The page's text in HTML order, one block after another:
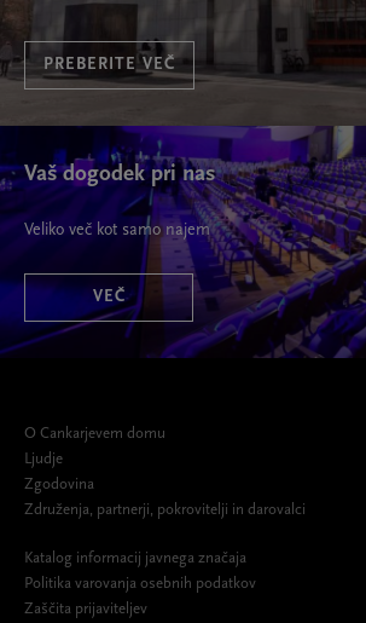
PREBERITE VEČ
Vaš dogodek pri nas
Veliko več kot samo najem
VEČ
O Cankarjevem domu
Ljudje
Zgodovina
Združenja, partnerji, pokrovitelji in darovalci
Katalog informacij javnega značaja
Politika varovanja osebnih podatkov
Zaščita prijaviteljev